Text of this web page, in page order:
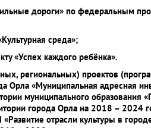
дороги» по федеральным
среда»;
«Успех каждого ребёнка».
региональных) проектов
Орла «Муниципальная адресная
муниципального
города Орла на 2018 – 2024
отрасли культуры в